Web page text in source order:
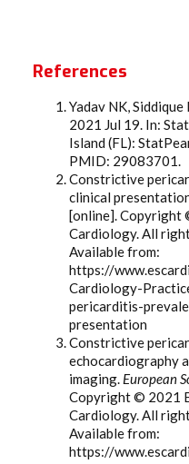
References
Yadav NK,
2021 Jul 19. In:
Island (FL):
PMID: 29083701.
Constrictive
clinical
[online]. Copyright
Cardiology. All
Available from:
https://
Cardiology-
pericarditis-
presentation
Constrictive
echocardiography
imaging. European
Copyright © 2021
Cardiology. All
Available from:
https://